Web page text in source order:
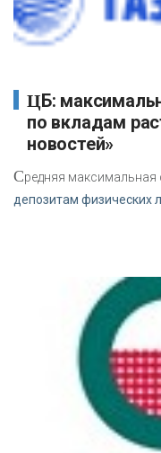
ЦБ: максимальная ставка топ-10 банков
по вкладам
новостей»
Средняя максимальная
депозитам физических